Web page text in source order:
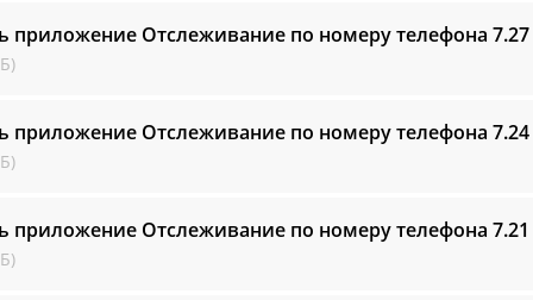
приложение Отслеживание по номеру телефона 7.27
приложение Отслеживание по номеру телефона 7.24
приложение Отслеживание по номеру телефона 7.21